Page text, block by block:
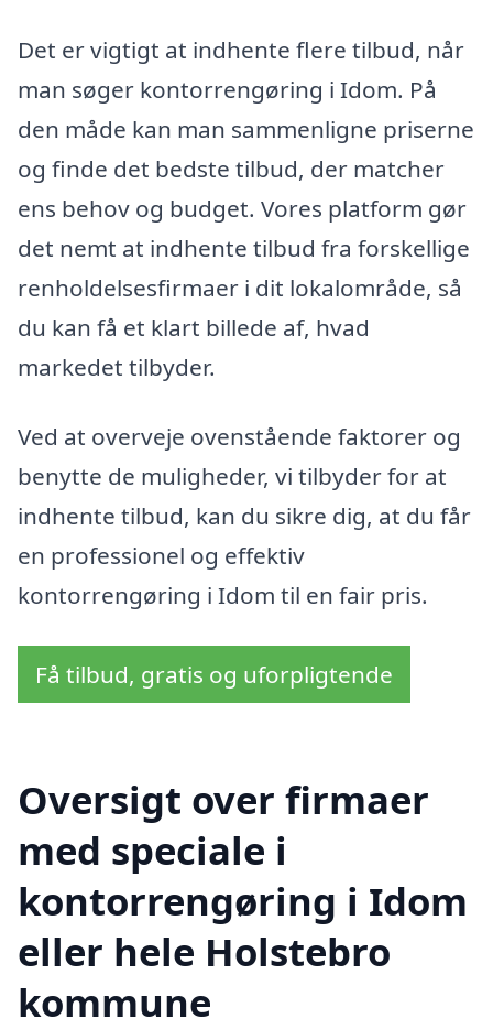
Det er vigtigt at indhente flere tilbud, når
man søger kontorrengøring i Idom. På
den måde kan man sammenligne priserne
og finde det bedste tilbud, der matcher
ens behov og budget. Vores platform gør
det nemt at indhente tilbud fra forskellige
renholdelsesfirmaer i dit lokalområde, så
du kan få et klart billede af, hvad
markedet tilbyder.
Ved at overveje ovenstående faktorer og
benytte de muligheder, vi tilbyder for at
indhente tilbud, kan du sikre dig, at du får
en professionel og effektiv
kontorrengøring i Idom til en fair pris.
Få tilbud, gratis og uforpligtende
Oversigt over firmaer
med speciale i
kontorrengøring i Idom
eller hele Holstebro
kommune